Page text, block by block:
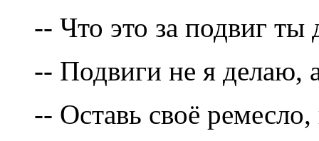
-- Что это за подвиг ты
-- Подвиги не я делаю,
-- Оставь своё